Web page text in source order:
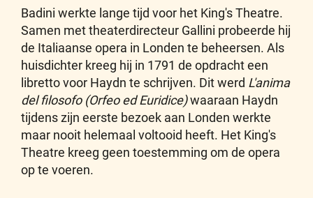
Badini werkte lange tijd voor het King's Theatre.
Samen met theaterdirecteur Gallini probeerde hij
de Italiaanse opera in Londen te beheersen. Als
huisdichter kreeg hij in 1791 de opdracht een
libretto voor Haydn te schrijven. Dit werd L'anima
del filosofo (Orfeo ed Euridice)waaraan Haydn
tijdens zijn eerste bezoek aan Londen werkte
maar nooit helemaal voltooid heeft. Het King's
Theatre kreeg geen toestemming om de opera
op te voeren.